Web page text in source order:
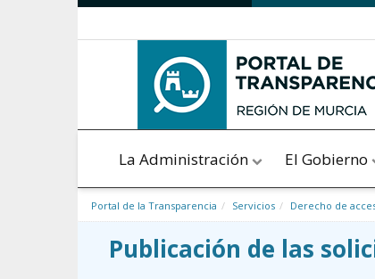
Saltar al contenido
La Administración El Gobierno
Portal de la Transparencia Servicios Derecho de
Publicación de las